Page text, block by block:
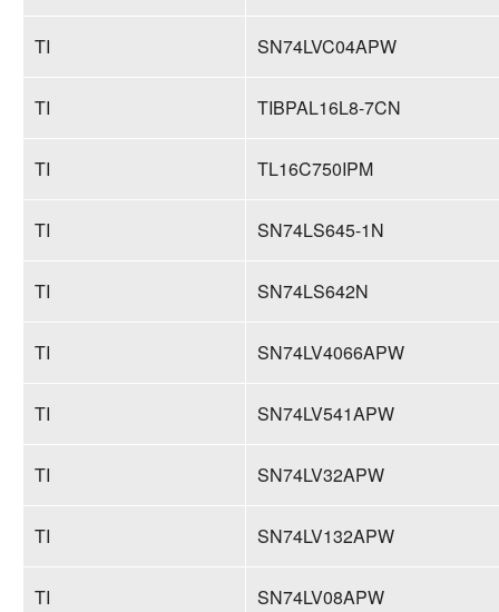
TI SN74LVC04APW
TI TIBPAL16L8-7CN
TI TL16C750IPM
TI SN74LS645-1N
TI SN74LS642N
TI SN74LV4066APW
TI SN74LV541APW
TI SN74LV32APW
TI SN74LV132APW
TI SN74LV08APW